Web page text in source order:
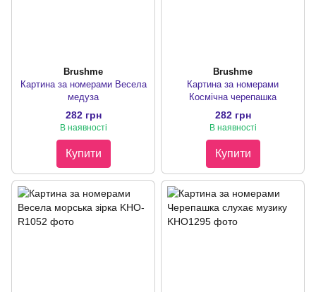
Brushme
Картина за номерами Весела
медуза
282 грн
В наявності
Купити
Brushme
Картина за номерами
Космічна черепашка
282 грн
В наявності
Купити